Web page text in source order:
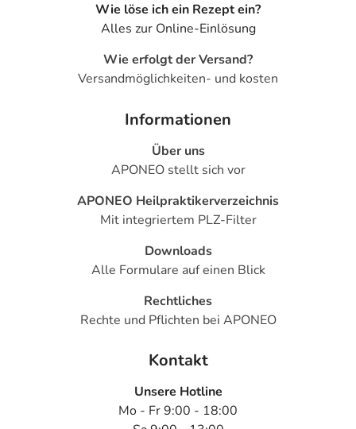
Wie löse ich ein Rezept ein?
Alles zur Online-Einlösung
Wie erfolgt der Versand?
Versandmöglichkeiten- und kosten
Informationen
Über uns
APONEO stellt sich vor
APONEO Heilpraktikerverzeichnis
Mit integriertem PLZ-Filter
Downloads
Alle Formulare auf einen Blick
Rechtliches
Rechte und Pflichten bei APONEO
Kontakt
Unsere Hotline
Mo - Fr 9:00 - 18:00